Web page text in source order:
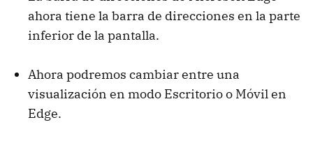
ahora tiene la barra de direcciones en la parte
inferior de la pantalla.
Ahora podremos cambiar entre una
visualización en modo Escritorio o Móvil en
Edge.